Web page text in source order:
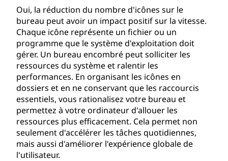
Oui, la réduction du nombre d'icônes sur le
bureau peut avoir un impact positif sur la vitesse.
Chaque icône représente un fichier ou un
programme que le système d'exploitation doit
gérer. Un bureau encombré peut solliciter les
ressources du système et ralentir les
performances. En organisant les icônes en
dossiers et en ne conservant que les raccourcis
essentiels, vous rationalisez votre bureau et
permettez à votre ordinateur d'allouer les
ressources plus efficacement. Cela permet non
seulement d'accélérer les tâches quotidiennes,
mais aussi d'améliorer l'expérience globale de
l'utilisateur.